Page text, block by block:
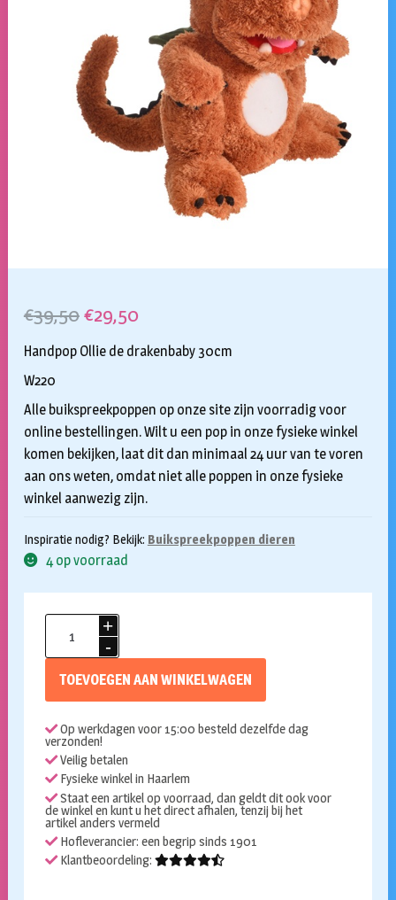
€39,50Oorspronkelijke
prijs
€39,50.
€29,50Huidige
prijs
€29,50.
Handpop Ollie de drakenbaby 30cm
W220
Alle buikspreekpoppen op onze site zijn voorradig voor
online bestellingen. Wilt u een pop in onze fysieke winkel
komen bekijken, laat dit dan minimaal 24 uur van te voren
aan ons weten, omdat niet alle poppen in onze fysieke
winkel aanwezig zijn.
Inspiratie nodig? Bekijk: Buikspreekpoppen dieren
4 op voorraad
30cm
TOEVOEGEN AAN WINKELWAGEN
Op werkdagen voor 15:00 besteld dezelfde dag
verzonden!
Veilig betalen
Fysieke winkel in Haarlem
Staat een artikel op voorraad, dan geldt dit ook voor
de winkel en kunt u het direct afhalen, tenzij bij het
artikel anders vermeld
Hofleverancier: een begrip sinds 1901
Klantbeoordeling: